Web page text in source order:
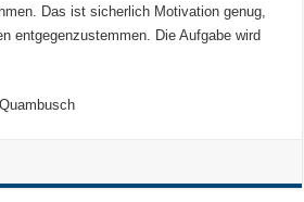
Das ist sicherlich Motivation genug,
entgegenzustemmen. Die Aufgabe wird